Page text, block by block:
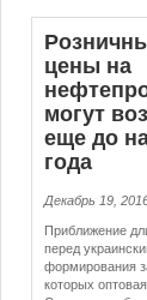
цены на
могут
еще до
года
Декабрь 19,
Приближение
перед
формирования
которых